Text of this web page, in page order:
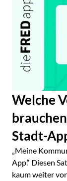
Welche
Stadt-
„Meine
App.“ Diesen
kaum weiter